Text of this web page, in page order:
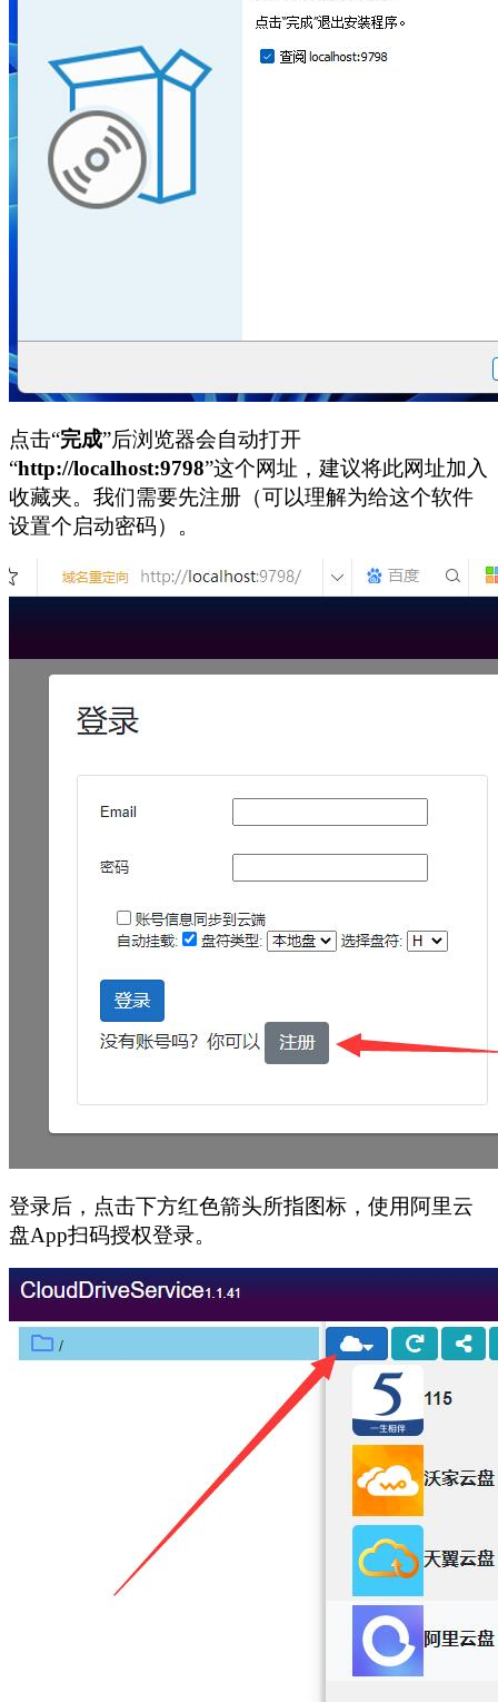
点击“完成”后浏览器会自动打开
“http://localhost:9798”这个网址，建议将此网址加入
收藏夹。我们需要先注册（可以理解为给这个软件
设置个启动密码）。
登录后，点击下方红色箭头所指图标，使用阿里云
盘App扫码授权登录。